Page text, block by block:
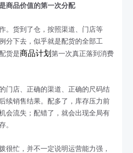
商品价值的第一次分配
。货到了仓，按照渠道、门店等
分下去，似乎就是配货的全部工
货是商品计划第一次真正落到消费
门店、正确的渠道、正确的尺码结
续销售结果。配多了，库存压力前
会流失；配错了，就会出现全局有
。
很忙，并不一定说明运营能力强，